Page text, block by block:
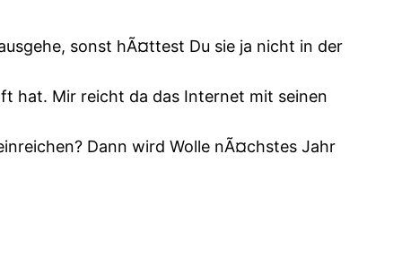
sonst hÃ¤ttest Du sie ja nicht in der
hat. Mir reicht da das Internet mit seinen
Dann wird Wolle nÃ¤chstes Jahr